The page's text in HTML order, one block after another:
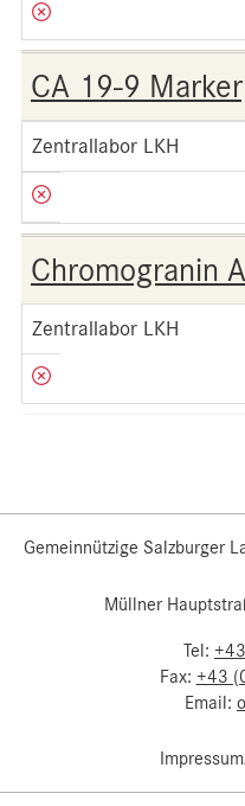
CA 19-9
Zentrallabor LKH
Chromogranin A
Zentrallabor LKH
Gemeinnützige Salzburger
Müllner
Tel:
Fax: +43
Email:
Impressum